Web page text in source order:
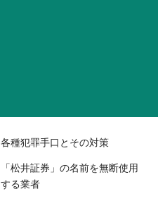
各種犯罪手口とその対策
「松井証券」の名前を無断使用
する業者